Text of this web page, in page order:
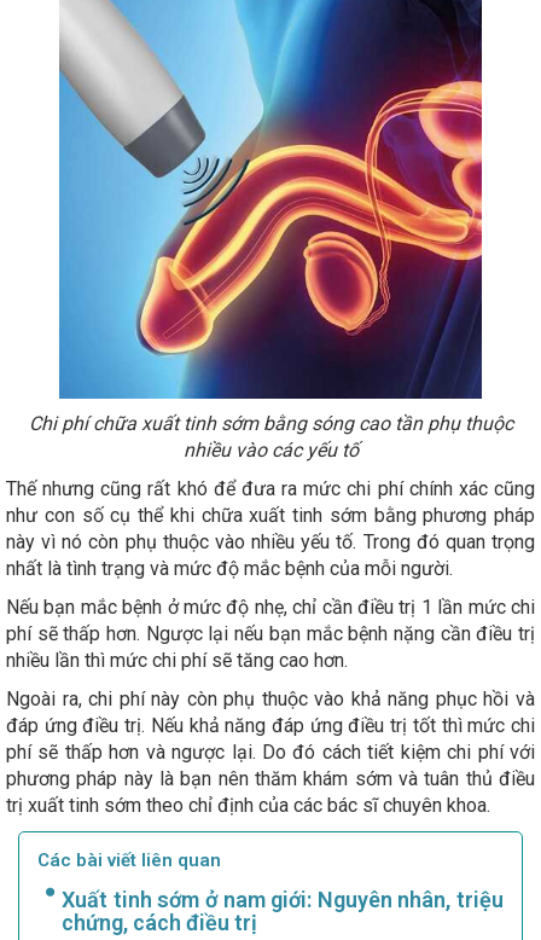
Chi phí chữa xuất tinh sớm bằng sóng cao tần phụ thuộc
nhiều vào các yếu tố
Thế nhưng cũng rất khó để đưa ra mức chi phí chính xác cũng
như con số cụ thể khi chữa xuất tinh sớm bằng phương pháp
này vì nó còn phụ thuộc vào nhiều yếu tố. Trong đó quan trọng
nhất là tình trạng và mức độ mắc bệnh của mỗi người.
Nếu bạn mắc bệnh ở mức độ nhẹ, chỉ cần điều trị 1 lần mức chi
phí sẽ thấp hơn. Ngược lại nếu bạn mắc bệnh nặng cần điều trị
nhiều lần thì mức chi phí sẽ tăng cao hơn.
Ngoài ra, chi phí này còn phụ thuộc vào khả năng phục hồi và
đáp ứng điều trị. Nếu khả năng đáp ứng điều trị tốt thì mức chi
phí sẽ thấp hơn và ngược lại. Do đó cách tiết kiệm chi phí với
phương pháp này là bạn nên thăm khám sớm và tuân thủ điều
trị xuất tinh sớm theo chỉ định của các bác sĩ chuyên khoa.
Các bài viết liên quan
Xuất tinh sớm ở nam giới: Nguyên nhân, triệu
chứng, cách điều trị